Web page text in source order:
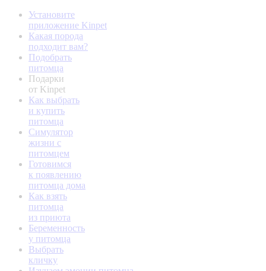
Установите
приложение Kinpet
Какая порода
подходит вам?
Подобрать
питомца
Подарки
от Kinpet
Как выбрать
и купить
питомца
Симулятор
жизни с
питомцем
Готовимся
к появлению
питомца дома
Как взять
питомца
из приюта
Беременность
у питомца
Выбрать
кличку